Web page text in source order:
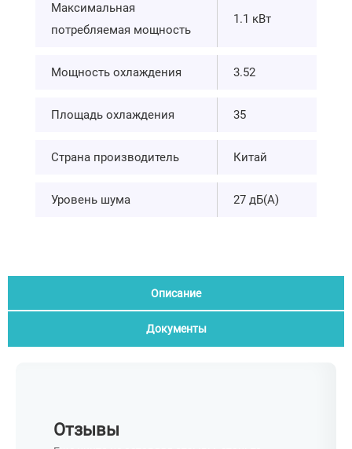
Максимальная
потребляемая мощность
1.1 кВт
Мощность охлаждения 3.52
Площадь охлаждения 35
Страна производитель Китай
Уровень шума 27 дБ(А)
Описание
Документы
Отзывы